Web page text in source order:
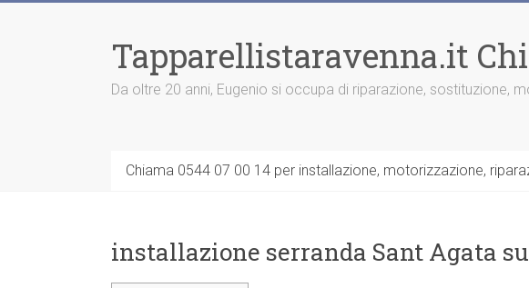
Tapparellistaravenna.it
Da oltre 20 anni, Eugenio si occupa di riparazione, sostituzione,
Chiama 0544 07 00 14 per installazione, motorizzazione,
installazione serranda Sant Agata